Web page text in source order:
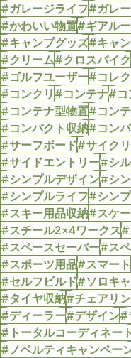
#ガレージライフ#ガレ
#かわいい物置#ギアル
#キャンプグッズ#キャ
#クリーム#クロスバイク
#ゴルフユーザー#コレ
#コンクリ#コンテナ#コ
#コンテナ型物置#コン
#コンパクト収納#コン
#サーフボード#サイク
#サイドエントリー#シ
#シンプルデザイン#シ
#シンプルライフ#シン
#スキー用品収納#スケ
#スチール2×4ワークス#
#スペースセーバー#ス
#スポーツ用品#スマート
#セルフビルド#ソロキ
#タイヤ収納#チェアリ
#ディーラー#デザイン#
#トータルコーディネート
#ノベルティキャンペー